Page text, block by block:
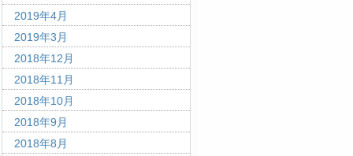
2019年4月
2019年3月
2018年12月
2018年11月
2018年10月
2018年9月
2018年8月